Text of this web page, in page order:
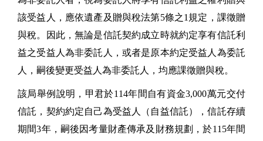
該受益人，應依遺產及贈與稅法第5條之1規定，課徵贈
與稅。因此，無論是信託契約成立時就約定享有信託利
益之受益人為非委託人，或者是原本約定受益人為委託
人，嗣後變更受益人為非委託人，均應課徵贈與稅。
該局舉例說明，甲君於114年間自有資金3,000萬元交付
信託，契約約定自己為受益人（自益信託），信託存續
期間3年，嗣後因考量財產傳承及財務規劃，於115年間